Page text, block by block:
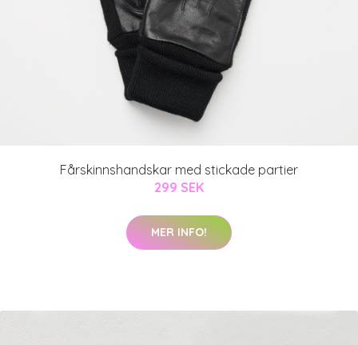
Fårskinnshandskar med stickade partier
299 SEK
MER INFO!